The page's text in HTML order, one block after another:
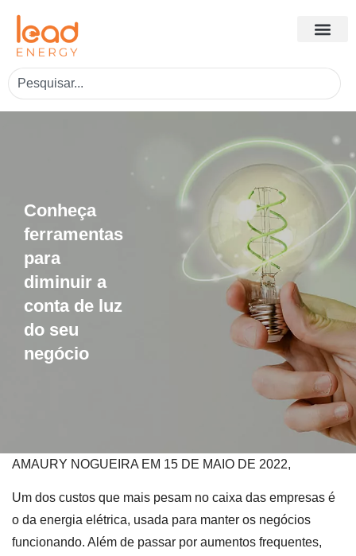
Conheça
ferramentas
para
diminuir a
conta de luz
do seu
negócio
AMAURY NOGUEIRA EM 15 DE MAIO DE 2022,
Um dos custos que mais pesam no caixa das empresas é
o da energia elétrica, usada para manter os negócios
funcionando. Além de passar por aumentos frequentes,